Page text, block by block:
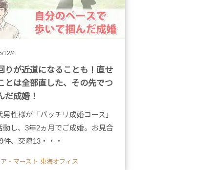
12/4
りが近道になることも！直せ
とは全部直した、その先でつ
だ成婚！
男性様が「バッチリ成婚コース」
動し、3年2ヵ月でご成婚。お見合
件、交際13・・・
・マースト 東海オフィス